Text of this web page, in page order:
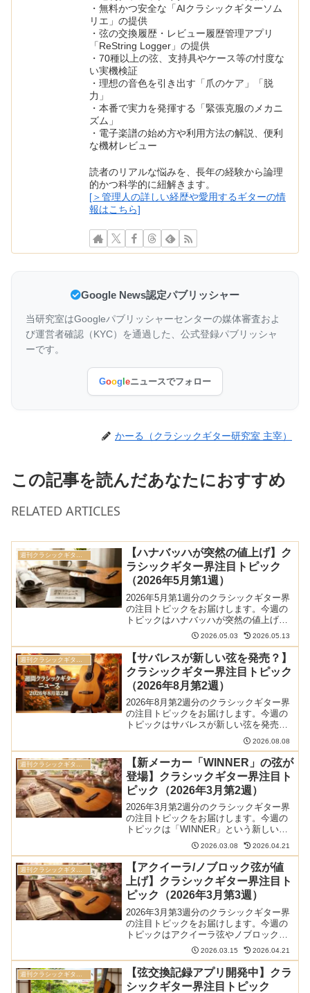
・無料かつ安全な「AIクラシックギターソム
リエ」の提供
・弦の交換履歴・レビュー履歴管理アプリ
「ReString Logger」の提供
・70種以上の弦、支持具やケース等の忖度な
い実機検証
・理想の音色を引き出す「爪のケア」「脱
力」
・本番で実力を発揮する「緊張克服のメカニ
ズム」
・電子楽譜の始め方や利用方法の解説、便利
な機材レビュー
読者のリアルな悩みを、長年の経験から論理
的かつ科学的に紐解きます。
[＞管理人の詳しい経歴や愛用するギターの情
報はこちら]
Google News認定パブリッシャー
当研究室はGoogleパブリッシャーセンターの媒体審査およ
び運営者確認（KYC）を通過した、公式登録パブリッシャ
ーです。
Goog eニュースでフォロー
かーる（クラシックギター研究室 主宰）
この記事を読んだあなたにおすすめ
RELATED ARTICLES
【ハナバッハが突然の値上げ】ク
ラシックギター界注目トピック
（2026年5月第1週）
2026年5月第1週分のクラシックギター界
の注目トピックをお届けします。今週の
トピックはハナバッハが突然の値上げな
どです。新製品：バムケースの新色
"ROCKS" が登場などバムケースの新色
"ROCKS" が登場人気のクラシックギター
ケー...
2026.05.03 2026.05.13
【サバレスが新しい弦を発売？】
クラシックギター界注目トピック
（2026年8月第2週）
2026年8月第2週分のクラシックギター界
の注目トピックをお届けします。今週の
トピックはサバレスが新しい弦を発売？
などです。今週の当サイトの更新情報今
週当サイトでは以下の記事を更新しまし
た。爪の中の汚れを簡単に掃除するブラ
シレビュークラシッ...
2026.08.08
週刊クラシックギターニュース
【新メーカー「WINNER」の弦が
登場】クラシックギター界注目ト
ピック（2026年3月第2週）
2026年3月第2週分のクラシックギター界
の注目トピックをお届けします。今週の
トピックは「WINNER」という新しいメ
ーカーの弦の登場です。新製品：
WINNERの弦ほか今週の新製品は
WINNERの弦、Alba Guitar Beadsのア
ー...
2026.03.08 2026.04.21
【アクイーラ/ノブロック弦が値
上げ】クラシックギター界注目ト
ピック（2026年3月第3週）
2026年3月第3週分のクラシックギター界
の注目トピックをお届けします。今週の
トピックはアクイーラ弦やノブロック弦
が値上げなどです。今週の当サイトの更
新情報今週当サイトでは以下の記事を更
新しました。クラシックギターの遠達性
の科学的根拠と新構...
2026.03.15 2026.04.21
【弦交換記録アプリ開発中】クラ
シックギター界注目トピック